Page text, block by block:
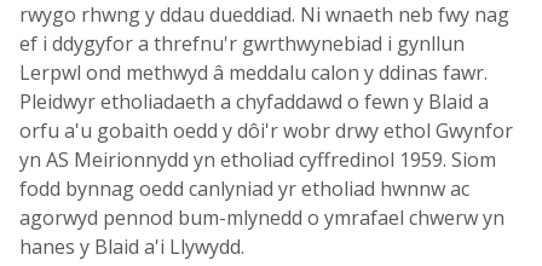
rwygo rhwng y ddau dueddiad. Ni wnaeth neb fwy nag
ef i ddygyfor a threfnu'r gwrthwynebiad i gynllun
Lerpwl ond methwyd â meddalu calon y ddinas fawr.
Pleidwyr etholiadaeth a chyfaddawd o fewn y Blaid a
orfu a'u gobaith oedd y dôi'r wobr drwy ethol Gwynfor
yn AS Meirionnydd yn etholiad cyffredinol 1959. Siom
fodd bynnag oedd canlyniad yr etholiad hwnnw ac
agorwyd pennod bum-mlynedd o ymrafael chwerw yn
hanes y Blaid a'i Llywydd.